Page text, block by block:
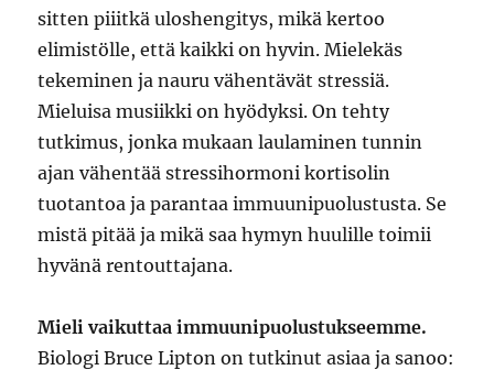
sitten piiitkä uloshengitys, mikä kertoo
elimistölle, että kaikki on hyvin. Mielekäs
tekeminen ja nauru vähentävät stressiä.
Mieluisa musiikki on hyödyksi. On tehty
tutkimus, jonka mukaan laulaminen tunnin
ajan vähentää stressihormoni kortisolin
tuotantoa ja parantaa immuunipuolustusta. Se
mistä pitää ja mikä saa hymyn huulille toimii
hyvänä rentouttajana.
Mieli vaikuttaa immuunipuolustukseemme.
Biologi Bruce Lipton on tutkinut asiaa ja sanoo: